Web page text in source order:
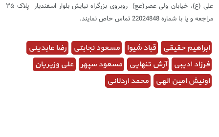
علی (ع)، خیابان ولی عصر(عج) روبروی بزرگراه نیایش بلوار اسفندیار پلاک ۳۵
مراجعه و یا با شماره 22024848 تماس حاص
نمایند.
ابراهیم حقیقی قباد شیوا مسعود نجابتی
رضا عابدینی
فرزاد ادیبی
آرش تنهایی مسعود سپهر
علی وزیریان
اونیش امین الهی
محمد اردلانی